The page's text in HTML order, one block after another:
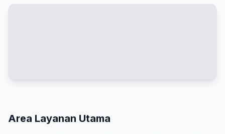
Area Layanan Utama